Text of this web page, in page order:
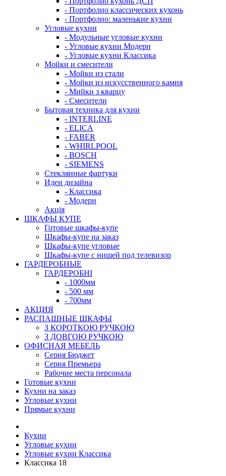
- Портфолио классических кухонь
- Портфолио: маленькие кухни
Угловые кухни
- Модульные угловые кухни
- Угловые кухни Модерн
- Угловые кухни Классика
Мойки и смесители
- Мойки из стали
- Мойки из искусственного камня
- Мийки з кварцу
- Смесители
Бытовая техника для кухни
- INTERLINE
- ELICA
- FABER
- WHIRLPOOL
- BOSCH
- SIEMENS
Стеклянные фартуки
Идеи дизайна
- Класcика
- Модерн
Акція
ШКАФЫ КУПЕ
Готовые шкафы-купе
Шкафы-купе на заказ
Шкафы-купе угловые
Шкафы-купе с нишей под телевизор
ГАРДЕРОБНЫЕ
ГАРДЕРОБНІ
- 1000мм
- 500 мм
- 700мм
АКЦИЯ
РАСПАШНЫЕ ШКАФЫ
З КОРОТКОЮ РУЧКОЮ
З ДОВГОЮ РУЧКОЮ
ОФИСНАЯ МЕБЕЛЬ
Серия Бюджет
Серия Премьера
Рабочие места персонала
Готовые кухни
Кухни на заказ
Угловые кухни
Прямые кухни
Кухни
Угловые кухни
Угловые кухни Классика
Классика 18